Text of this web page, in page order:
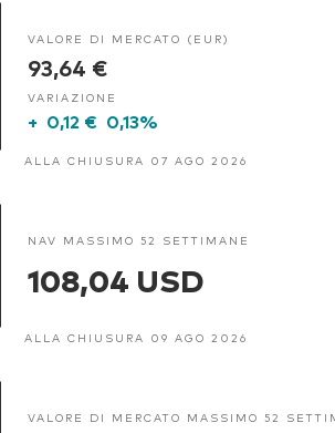
VALORE DI MERCATO (EUR)
93,64 €
VARIAZIONE
+ 0,12 € 0,13%
ALLA CHIUSURA 07 AGO 2026
NAV MASSIMO 52 SETTIMANE
108,04 USD
ALLA CHIUSURA 09 AGO 2026
VALORE DI MERCATO MASSIMO 52